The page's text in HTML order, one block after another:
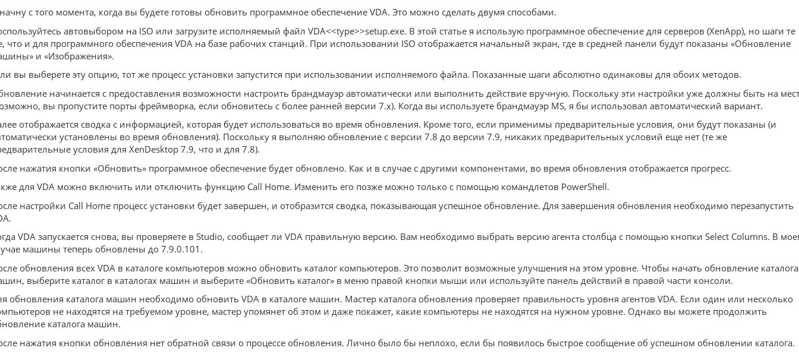
с того момента, когда вы будете готовы обновить программное обеспечение VDA. Это можно сделать двумя способами.
автовыбором на ISO или загрузите исполняемый файл VDA<<type>>setup.exe. В этой статье я использую программное обеспечение для серверов (XenApp), но шаги те
что и для программного обеспечения VDA на базе рабочих станций. При использовании ISO отображается начальный экран, где в средней панели будут показаны «Обновление
и «Изображения».
вы выберете эту опцию, тот же процесс установки запустится при использовании исполняемого файла. Показанные шаги абсолютно одинаковы для обоих методов.
начинается с предоставления возможности настроить брандмауэр автоматически или выполнить действие вручную. Поскольку эти настройки уже должны быть на
вы пропустите порты фреймворка, если обновитесь с более ранней версии 7.x). Когда вы используете брандмауэр MS, я бы использовал автоматический вариант.
отображается сводка с информацией, которая будет использоваться во время обновления. Кроме того, если применимы предварительные условия, они будут показаны (и
установлены во время обновления). Поскольку я выполняю обновление с версии 7.8 до версии 7.9, никаких предварительных условий еще нет (те же
условия для XenDesktop 7.9, что и для 7.8).
нажатия кнопки «Обновить» программное обеспечение будет обновлено. Как и в случае с другими компонентами, во время обновления отображается прогресс.
для VDA можно включить или отключить функцию Call Home. Изменить его позже можно только с помощью командлетов PowerShell.
настройки Call Home процесс установки будет завершен, и отобразится сводка, показывающая успешное обновление. Для завершения обновления необходимо перезапустить
VDA запускается снова, вы проверяете в Studio, сообщает ли VDA правильную версию. Вам необходимо выбрать версию агента столбца с помощью кнопки Select Columns. В
машины теперь обновлены до 7.9.0.101.
обновления всех VDA в каталоге компьютеров можно обновить каталог компьютеров. Это позволит возможные улучшения на этом уровне. Чтобы начать обновление каталога
выберите каталог в каталогах машин и выберите «Обновить каталог» в меню правой кнопки мыши или используйте панель действий в правой части консоли.
обновления каталога машин необходимо обновить VDA в каталоге машин. Мастер каталога обновления проверяет правильность уровня агентов VDA. Если один или несколько
не находятся на требуемом уровне, мастер упомянет об этом и даже покажет, какие компьютеры не находятся на нужном уровне. Однако вы можете продолжить
каталога машин.
нажатия кнопки обновления нет обратной связи о процессе обновления. Лично было бы неплохо, если бы появилось быстрое сообщение об успешном обновлении каталога.